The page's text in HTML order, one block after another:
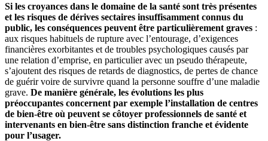
Si les croyances dans le domaine de la santé sont très présentes
et les risques de dérives sectaires insuffisamment connus du
public, les conséquences peuvent être particulièrement graves :
aux risques habituels de rupture avec l’entourage, d’exigences
financières exorbitantes et de troubles psychologiques causés par
une relation d’emprise, en particulier avec un pseudo thérapeute,
s’ajoutent des risques de retards de diagnostics, de pertes de chance
de guérir voire de survivre quand la personne souffre d’une maladie
grave. De manière générale, les évolutions les plus
préoccupantes concernent par exemple l’installation de centres
de bien-être où peuvent se côtoyer professionnels de santé et
intervenants en bien-être sans distinction franche et évidente
pour l’usager.